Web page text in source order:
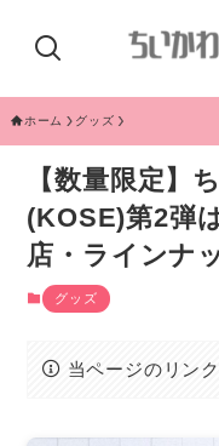
ホーム グッズ
【数量限定】
(KOSE)第2弾
店・ラインナ
グッズ
当ページのリン